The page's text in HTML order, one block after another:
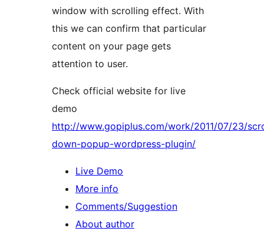
window with scrolling effect. With
this we can confirm that particular
content on your page gets
attention to user.
Check official website for live
demo
http://www.gopiplus.com/work/2011/07/23/
down-popup-wordpress-plugin/
Live Demo
More info
Comments/Suggestion
About author